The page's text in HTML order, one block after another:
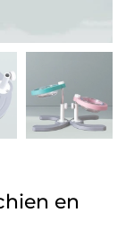
en